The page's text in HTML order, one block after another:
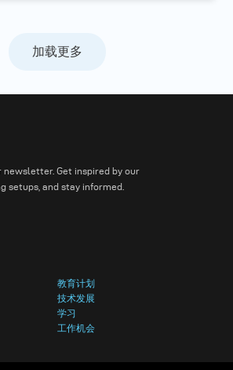
加载更多
Get inspired by our
setups, and stay informed.
教育计划
技术发展
学习
工作机会